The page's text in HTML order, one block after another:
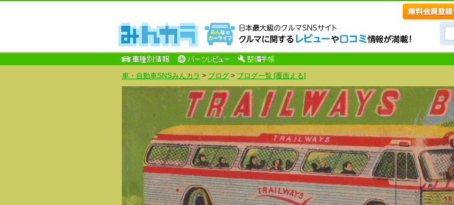
車・自動車SNSみんカラ > ブログ > ブログ一覧 [覆面える]